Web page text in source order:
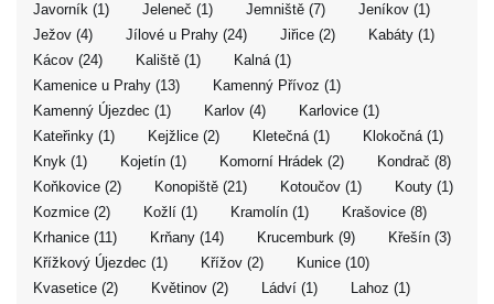
Javorník (1)
Jeleneč (1) Jemniště (7)
Jeníkov (1)
Ježov (4)
Jílové u Prahy (24) Jiřice (2)
Kabáty (1)
Kácov (24)
Kaliště (1)
Kalná (1)
Kamenice u Prahy (13)
Kamenný Přívoz (1)
Kamenný Újezdec (1)
Karlov (4)
Karlovice (1)
Kateřinky (1)
Kejžlice (2) Kletečná (1)
Klokočná (1)
Knyk (1)
Kojetín (1) Komorní Hrádek (2)
Kondrač (8)
Koňkovice (2)
Konopiště (21) Kotoučov (1)
Kouty (1)
Kozmice (2)
Kožlí (1) Kramolín (1)
Krašovice (8)
Krhanice (11)
Krňany (14) Krucemburk (9)
Křešín (3)
Křížkový Újezdec (1)
Křížov (2)
Kunice (10)
Kvasetice (2)
Květinov (2) Ládví (1)
Lahoz (1)